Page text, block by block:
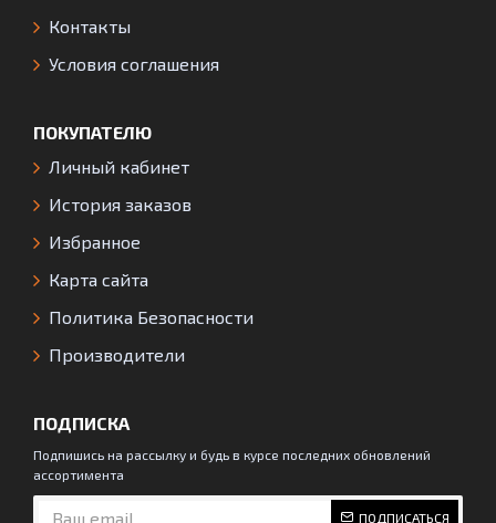
Контакты
Условия соглашения
ПОКУПАТЕЛЮ
Личный кабинет
История заказов
Избранное
Карта сайта
Политика Безопасности
Производители
ПОДПИСКА
Подпишись на рассылку и будь в курсе последних обновлений
ассортимента
ПОДПИСАТЬСЯ